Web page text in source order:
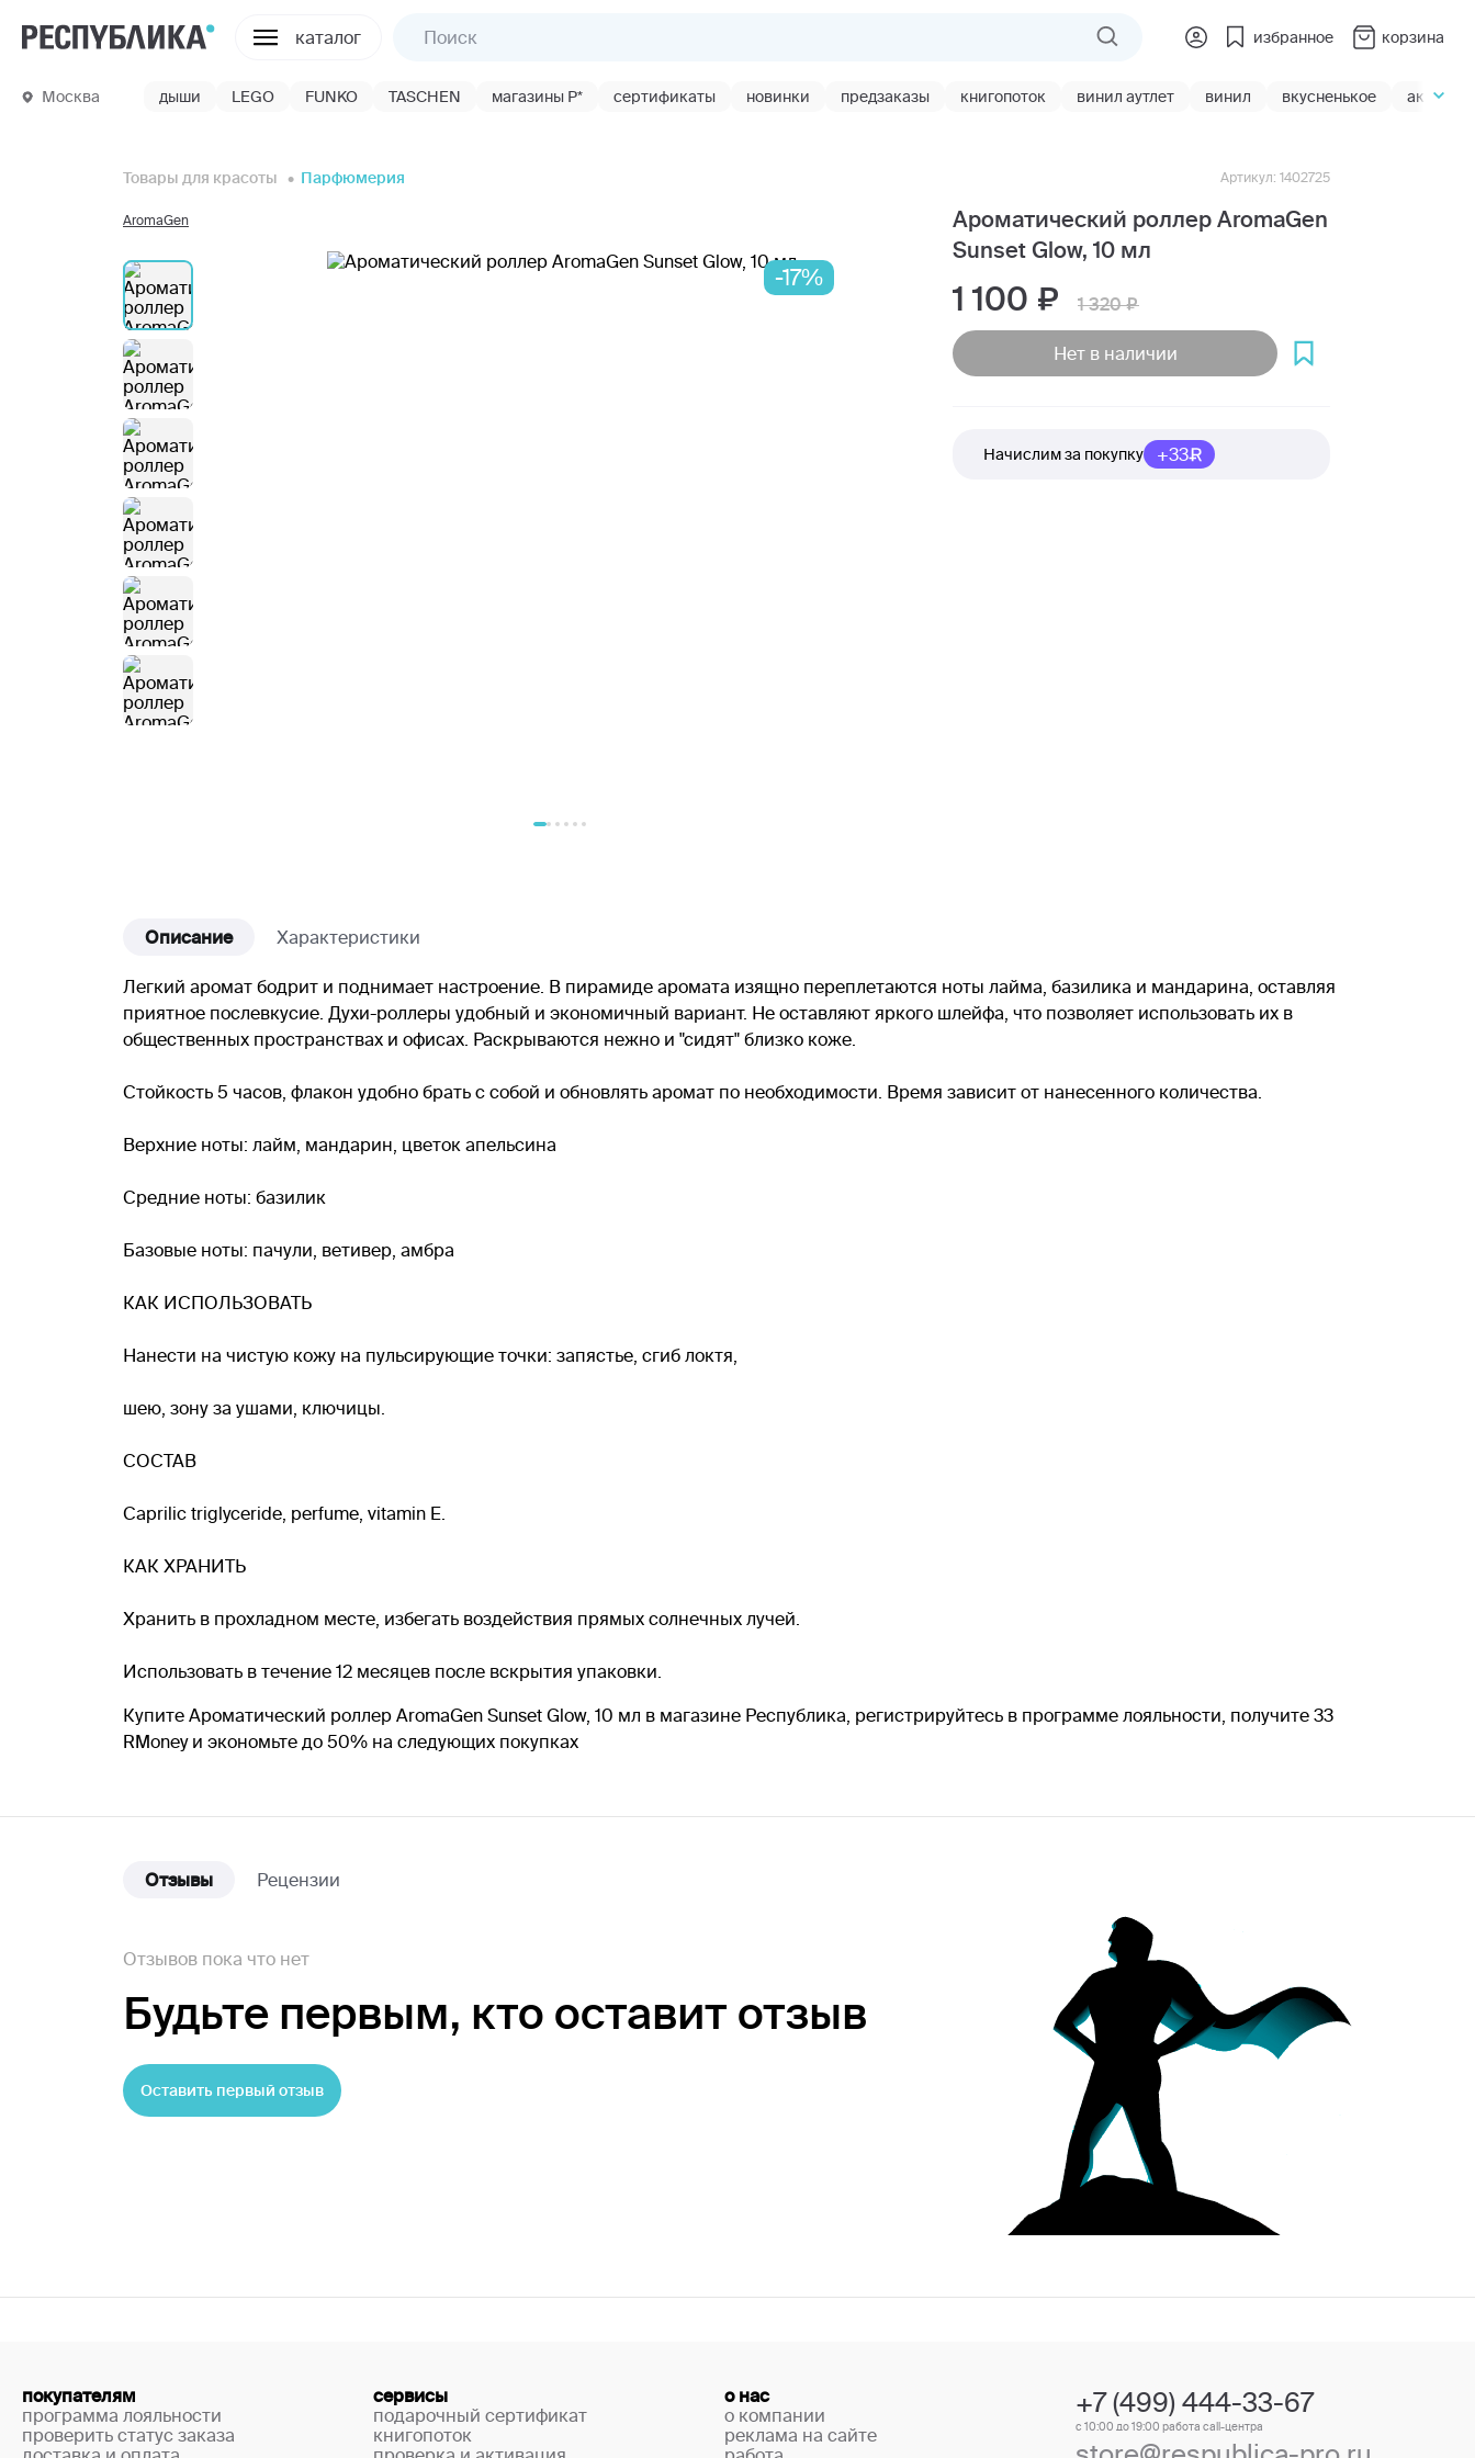
каталог избранное корзина
Москва дыши LEGO FUNKO TASCHEN магазины Р* сертификаты новинки предзаказы книгопоток винил аутлет винил вкусненькое акции
Товары для красоты Парфюмерия
-17%
AromaGen
Ароматический роллер AromaGen
Sunset Glow, 10 мл
Артикул: 1402725
1 100 1 320
Нет в наличии
Начислим за покупку +33
Описание Характеристики
Легкий аромат бодрит и поднимает настроение. В пирамиде аромата изящно переплетаются ноты лайма, базилика и мандарина, оставляя
приятное послевкусие. Духи-роллеры удобный и экономичный вариант. Не оставляют яркого шлейфа, что позволяет использовать их в
общественных пространствах и офисах. Раскрываются нежно и "сидят" близко коже.
Стойкость 5 часов, флакон удобно брать с собой и обновлять аромат по необходимости. Время зависит от нанесенного количества.
Верхние ноты: лайм, мандарин, цветок апельсина
Средние ноты: базилик
Базовые ноты: пачули, ветивер, амбра
КАК ИСПОЛЬЗОВАТЬ
Нанести на чистую кожу на пульсирующие точки: запястье, сгиб локтя,
шею, зону за ушами, ключицы.
СОСТАВ
Caprilic triglyceride, perfume, vitamin E.
КАК ХРАНИТЬ
Хранить в прохладном месте, избегать воздействия прямых солнечных лучей.
Использовать в течение 12 месяцев после вскрытия упаковки.
Купите Ароматический роллер AromaGen Sunset Glow, 10 мл в магазине Республика, регистрируйтесь в программе лояльности, получите 33
RMoney и экономьте до 50% на следующих покупках
Отзывы Рецензии
Отзывов пока что нет
Будьте первым, кто оставит отзыв
Оставить первый отзыв
покупателям
программа лояльности
проверить статус заказа
сервисы
подарочный сертификат
книгопоток
о нас
о компании
реклама на сайте
+7 (499) 444-33-67
с 10:00 до 19:00 работа call-центра